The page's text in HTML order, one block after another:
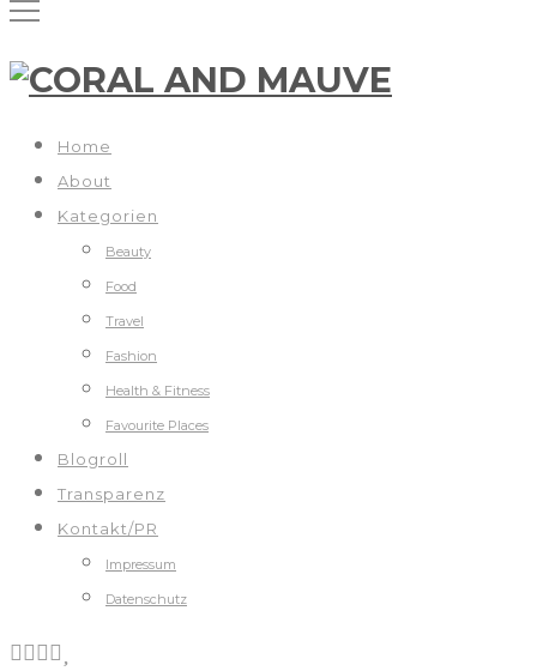
Home
About
Kategorien
Beauty
Food
Travel
Fashion
Health & Fitness
Favourite Places
Blogroll
Transparenz
Kontakt/PR
Impressum
Datenschutz